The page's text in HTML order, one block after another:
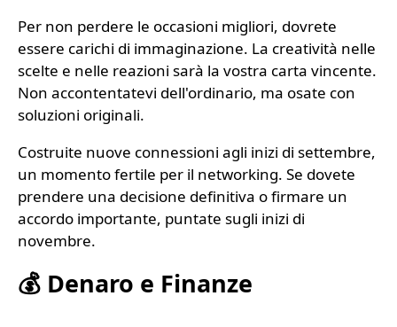
Per non perdere le occasioni migliori, dovrete
essere carichi di immaginazione. La creatività nelle
scelte e nelle reazioni sarà la vostra carta vincente.
Non accontentatevi dell'ordinario, ma osate con
soluzioni originali.
Costruite nuove connessioni agli inizi di settembre,
un momento fertile per il networking. Se dovete
prendere una decisione definitiva o firmare un
accordo importante, puntate sugli inizi di
novembre.
💰 Denaro e Finanze